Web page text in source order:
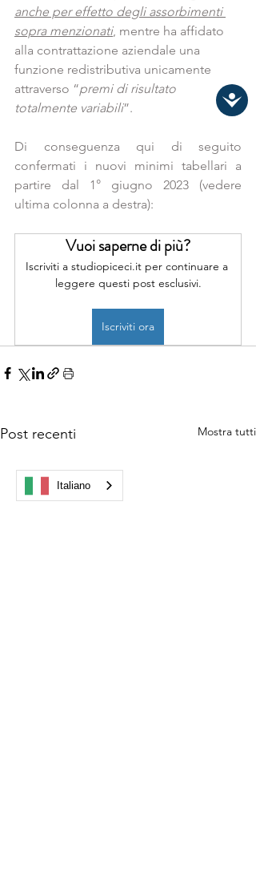
anche per effetto degli assorbimenti
sopra menzionati, mentre ha affidato
alla contrattazione aziendale una
funzione redistributiva unicamente
attraverso “premi di risultato
totalmente variabili”.
Di conseguenza qui di seguito
confermati i nuovi minimi tabellari a
partire dal 1° giugno 2023 (vedere
ultima colonna a destra):
Vuoi saperne di più?
Iscriviti a studiopiceci.it per continuare a
leggere questi post esclusivi.
Iscriviti ora
Post recenti Mostra tutti
Italiano